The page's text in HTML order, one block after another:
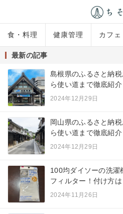
食・料理 健康管理 カフ
最新の記事
島根県のふるさと納
ら使い道まで徹底紹介
2024年12月29日
岡山県のふるさと納
ら使い道まで徹底紹介
2024年12月29日
100均ダイソーの洗濯
フィルター！付け方は
2024年11月26日